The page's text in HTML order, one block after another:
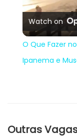
Watch on
O Que Fazer
Ipanema e
Outras